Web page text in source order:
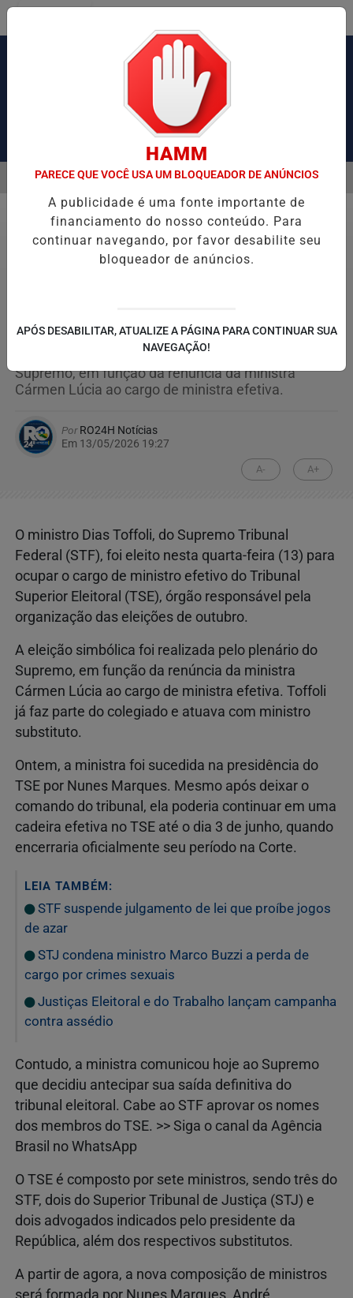
Pesquisar Notícia
CONGESTIONAMENTO DE MAIS DE 2 MIL KM PIX PENSÃO
EM ALTA
MENU
Justiça
efetivo do TSE
Eleição simbólica foi realizada pelo plenário do
Supremo, em função da renúncia da ministra
Cármen Lúcia ao cargo de ministra efetiva.
PorRO24H Notícias
Em 13/05/2026 19:27
A- A+
O ministro Dias Toffoli, do Supremo Tribunal
Federal (STF), foi eleito nesta quarta-feira (13) para
ocupar o cargo de ministro efetivo do Tribunal
Superior Eleitoral (TSE), órgão responsável pela
organização das eleições de outubro.
A eleição simbólica foi realizada pelo plenário do
Supremo, em função da renúncia da ministra
Cármen Lúcia ao cargo de ministra efetiva. Toffoli
já faz parte do colegiado e atuava com ministro
substituto.
Ontem, a ministra foi sucedida na presidência do
TSE por Nunes Marques. Mesmo após deixar o
comando do tribunal, ela poderia continuar em uma
cadeira efetiva no TSE até o dia 3 de junho, quando
encerraria oficialmente seu período na Corte.
LEIA TAMBÉM:
STF suspende julgamento de lei que proíbe jogos
de azar
STJ condena ministro Marco Buzzi a perda de
cargo por crimes sexuais
Justiças Eleitoral e do Trabalho lançam campanha
contra assédio
Contudo, a ministra comunicou hoje ao Supremo
que decidiu antecipar sua saída definitiva do
tribunal eleitoral. Cabe ao STF aprovar os nomes
dos membros do TSE. >> Siga o canal da Agência
Brasil no WhatsApp
O TSE é composto por sete ministros, sendo três do
STF, dois do Superior Tribunal de Justiça (STJ) e
dois advogados indicados pelo presidente da
República, além dos respectivos substitutos.
A partir de agora, a nova composição de ministros
será formada por Nunes Marques, André
HAMM
PARECE QUE VOCÊ USA UM BLOQUEADOR DE ANÚNCIOS
A publicidade é uma fonte importante de
financiamento do nosso conteúdo. Para
continuar navegando, por favor desabilite seu
bloqueador de anúncios.
APÓS DESABILITAR, ATUALIZE A PÁGINA PARA CONTINUAR SUA
NAVEGAÇÃO!